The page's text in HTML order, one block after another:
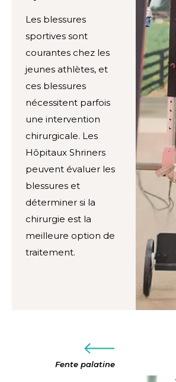
Les blessures
sportives sont
courantes chez les
jeunes athlètes, et
ces blessures
nécessitent parfois
une intervention
chirurgicale. Les
Hôpitaux Shriners
peuvent évaluer les
blessures et
déterminer si la
chirurgie est la
meilleure option de
traitement.
Fente palatine